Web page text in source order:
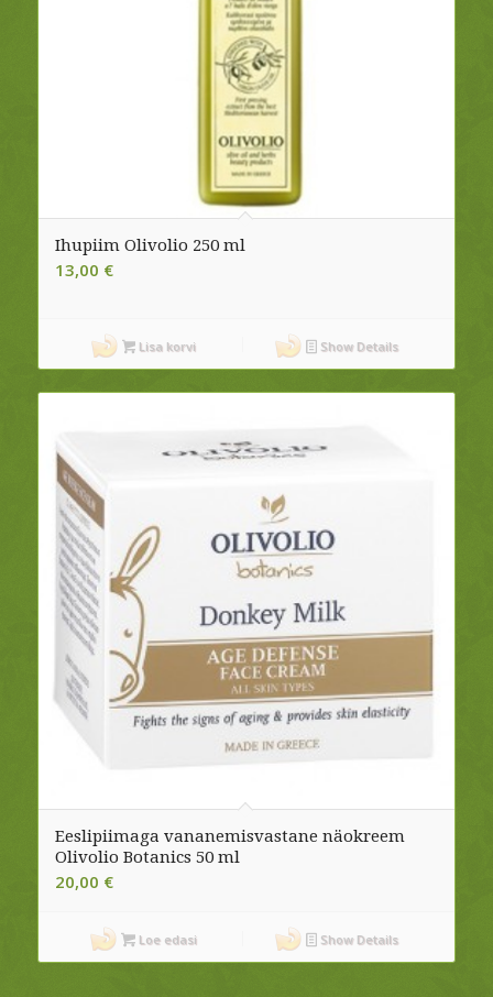
Ihupiim Olivolio 250 ml
13,00 €
Lisa korvi Show Details
Eeslipiimaga vananemisvastane näokreem
Olivolio Botanics 50 ml
20,00 €
Loe edasi Show Details